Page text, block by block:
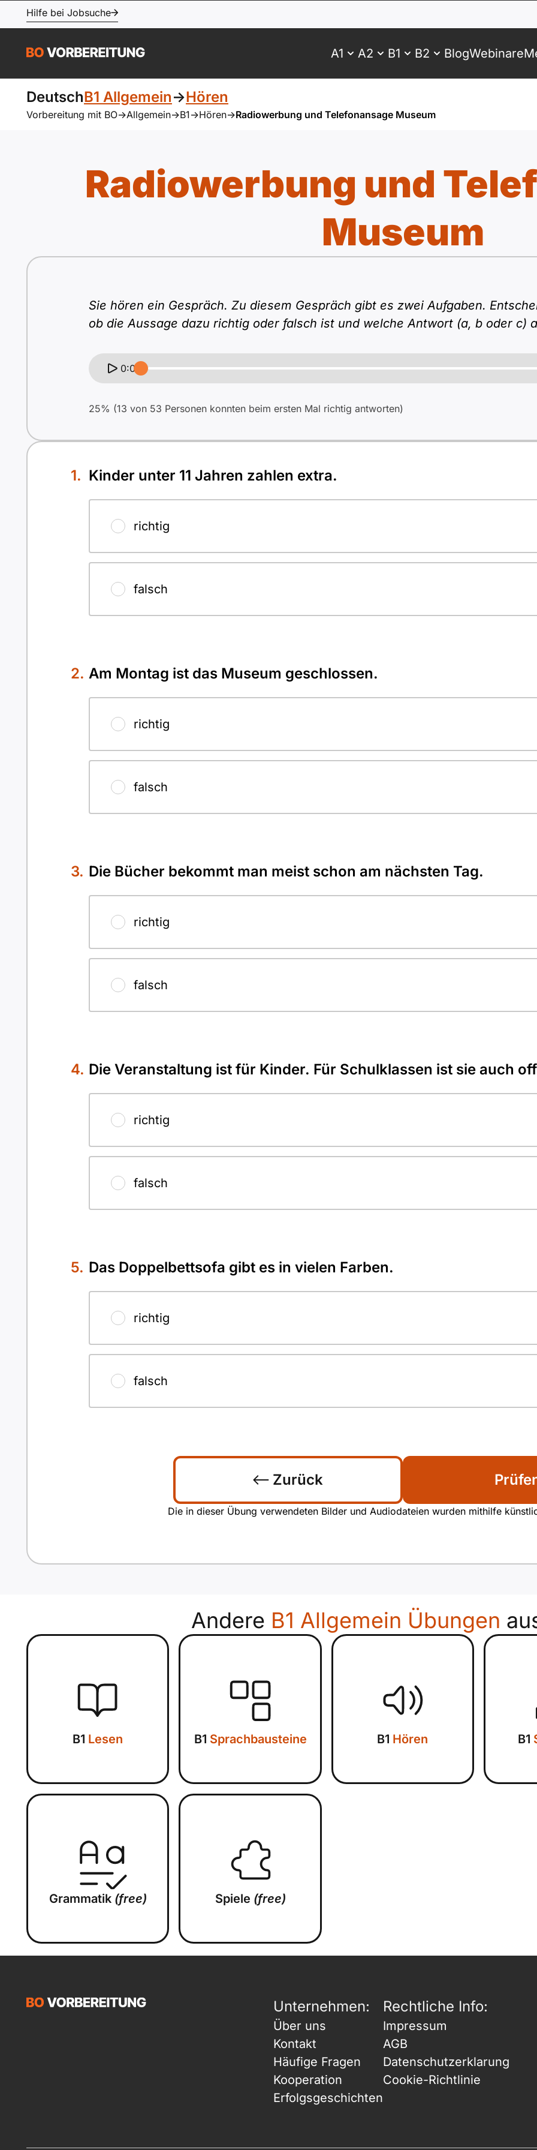
Hilfe bei Jobsuche
A1 A2 B1 B2 BlogWebinare
DeutschB1 Allgemein->Hören
Vorbereitung mit BO->Allgemein->B1->Hören->Radiowerbung und Telefonansage Museum
Radiowerbung und
Museum
Sie hören ein Gespräch. Zu diesem Gespräch gibt es zwei Aufgaben.
ob die Aussage dazu richtig oder falsch ist und welche Antwort (a, b oder c)
0:00
25% (13 von 53 Personen konnten beim ersten Mal richtig antworten)
Kinder unter 11 Jahren zahlen extra.
richtig
falsch
Am Montag ist das Museum geschlossen.
richtig
falsch
Die Bücher bekommt man meist schon am nächsten Tag.
richtig
falsch
Die Veranstaltung ist für Kinder. Für Schulklassen ist sie auch
richtig
falsch
Das Doppelbettsofa gibt es in vielen Farben.
richtig
falsch
Zurück
Die in dieser Übung verwendeten Bilder und Audiodateien wurden mithilfe
Andere B1 Allgemein Übungen
B1 Lesen B1 Sprachbausteine B1 Hören B1
Grammatik (free) Spiele (free)
Unternehmen:
Über uns
Kontakt
Häufige Fragen
Kooperation
Erfolgsgeschichten
Rechtliche Info:
Impressum
AGB
Datenschutzerklarung
Cookie-Richtlinie